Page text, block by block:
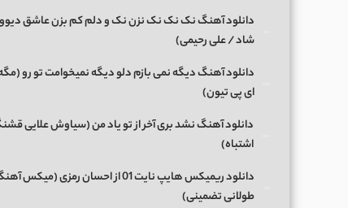
دانلود آهنگ نک نک نک نزن نک و دلم کم بزن عاشق
شاد / علی رحیمی)
دانلود آهنگ دیگه نمی بازم دلو دیگه نمیخوامت تو رو
ای پی تیون)
دانلود آهنگ نشد بری آخر از تو یاد من (سیاوش علایی
اشتباه)
دانلود ریمیکس هایپ نایت 01 از احسان رمزی
طولانی تضمینی)